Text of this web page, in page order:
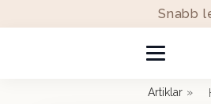
Snabb
Artiklar »